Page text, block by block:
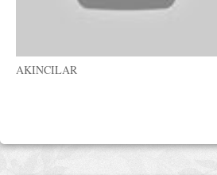
AKINCILAR